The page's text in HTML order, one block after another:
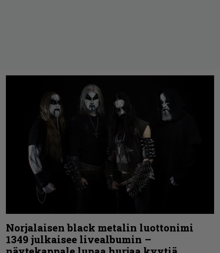
Norjalaisen black metalin luottonimi
1349 julkaisee livealbumin –